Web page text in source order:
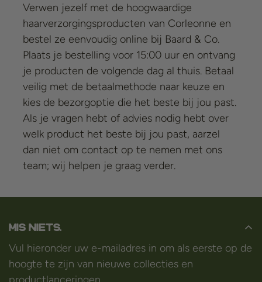
Verwen jezelf met de hoogwaardige
haarverzorgingsproducten van Corleonne en
bestel ze eenvoudig online bij Baard & Co.
Plaats je bestelling voor 15:00 uur en ontvang
je producten de volgende dag al thuis. Betaal
veilig met de betaalmethode naar keuze en
kies de bezorgoptie die het beste bij jou past.
Als je vragen hebt of advies nodig hebt over
welk product het beste bij jou past, aarzel
dan niet om contact op te nemen met ons
team; wij helpen je graag verder.
Mis niets.
Vul hieronder uw e-mailadres in om als eerste op de
hoogte te zijn van nieuwe collecties en